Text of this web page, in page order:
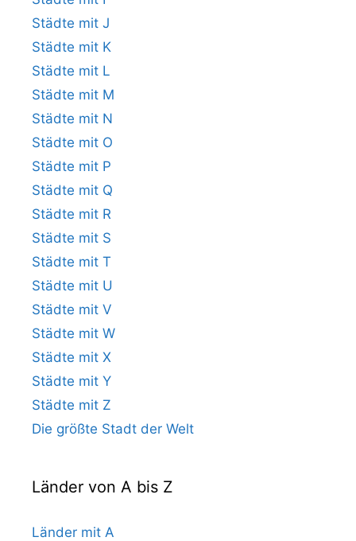
Städte mit J
Städte mit K
Städte mit L
Städte mit M
Städte mit N
Städte mit O
Städte mit P
Städte mit Q
Städte mit R
Städte mit S
Städte mit T
Städte mit U
Städte mit V
Städte mit W
Städte mit X
Städte mit Y
Städte mit Z
Die größte Stadt der Welt
Länder von A bis Z
Länder mit A